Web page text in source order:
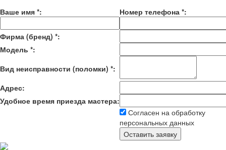
Ваше имя *: Номер телефона *:
Фирма (бренд) *:
Модель *:
Вид неисправности (поломки) *:
Адрес:
Удобное время приезда мастера:
Согласен на обработку
персональных данных